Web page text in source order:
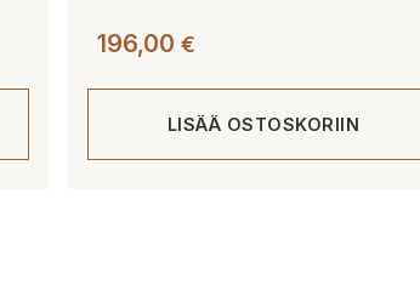
196,00 €
LISÄÄ OSTOSKORIIN